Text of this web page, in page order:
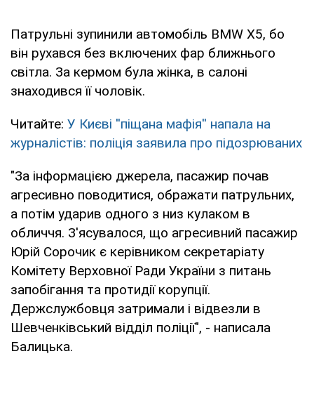
Патрульні зупинили автомобіль BMW X5, бо
він рухався без включених фар ближнього
світла. За кермом була жінка, в салоні
знаходився її чоловік.
Читайте: У Києві ''піщана мафія'' напала на
журналістів: поліція заявила про підозрюваних
"За інформацією джерела, пасажир почав
агресивно поводитися, ображати патрульних,
а потім ударив одного з низ кулаком в
обличчя. З'ясувалося, що агресивний пасажир
Юрій Сорочик є керівником секретаріату
Комітету Верховної Ради України з питань
запобігання та протидії корупції.
Держслужбовця затримали і відвезли в
Шевченківський відділ поліції", - написала
Балицька.